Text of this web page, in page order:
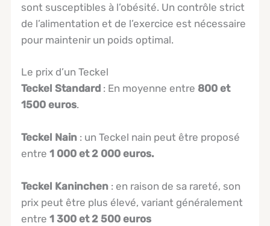
sont susceptibles à l’obésité. Un contrôle strict
de l’alimentation et de l’exercice est nécessaire
pour maintenir un poids optimal.
Le prix d’un Teckel
Teckel Standard : En moyenne entre 800 et
1500 euros.
Teckel Nain : un Teckel nain peut être proposé
entre1 000 et 2 000 euros.
Teckel Kaninchen : en raison de sa rareté, son
prix peut être plus élevé, variant généralement
entre1 300 et 2 500 euros